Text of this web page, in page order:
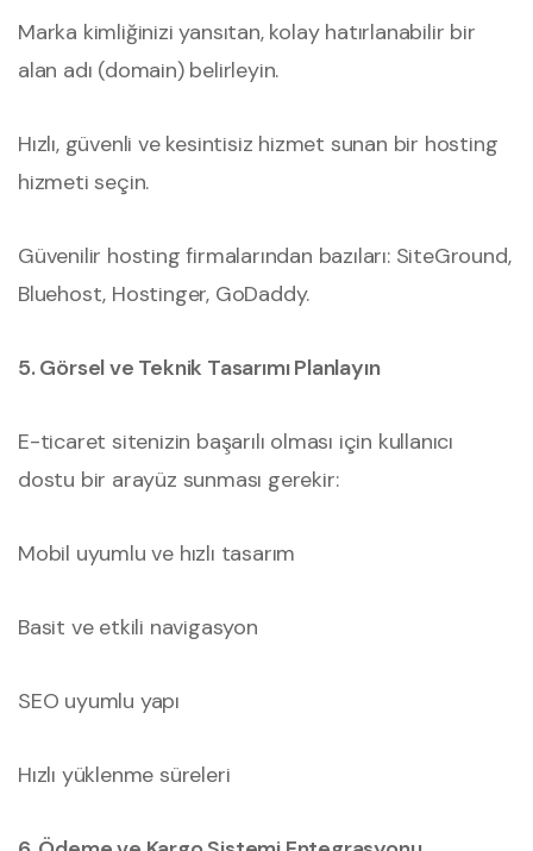
Marka kimliğinizi yansıtan, kolay hatırlanabilir bir
alan adı (domain) belirleyin.
Hızlı, güvenli ve kesintisiz hizmet sunan bir hosting
hizmeti seçin.
Güvenilir hosting firmalarından bazıları: SiteGround,
Bluehost, Hostinger, GoDaddy.
5. Görsel ve Teknik Tasarımı Planlayın
E-ticaret sitenizin başarılı olması için kullanıcı
dostu bir arayüz sunması gerekir:
Mobil uyumlu ve hızlı tasarım
Basit ve etkili navigasyon
SEO uyumlu yapı
Hızlı yüklenme süreleri